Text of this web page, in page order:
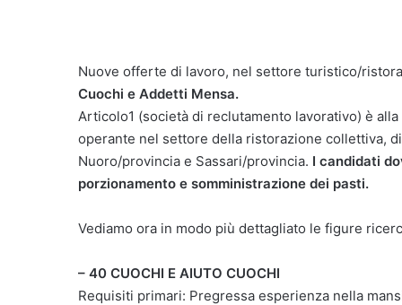
Nuove offerte di lavoro, nel settore turistico/
Cuochi e Addetti Mensa.
Articolo1 (società di reclutamento lavorativo) è
operante nel settore della ristorazione collettiva,
Nuoro/provincia e Sassari/provincia. I candidati
porzionamento e somministrazione dei pasti.
Vediamo ora in modo più dettagliato le figure
– 40 CUOCHI E AIUTO CUOCHI
Requisiti primari: Pregressa esperienza nella